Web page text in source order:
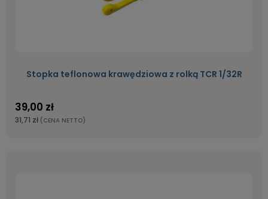
Stopka teflonowa krawędziowa z rolką TCR 1/32R
39,00 zł
31,71 zł (CENA NETTO)